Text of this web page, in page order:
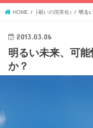
HOME ├願いの現実化♪ 明る
2013.03.06
明るい未来、可
か？